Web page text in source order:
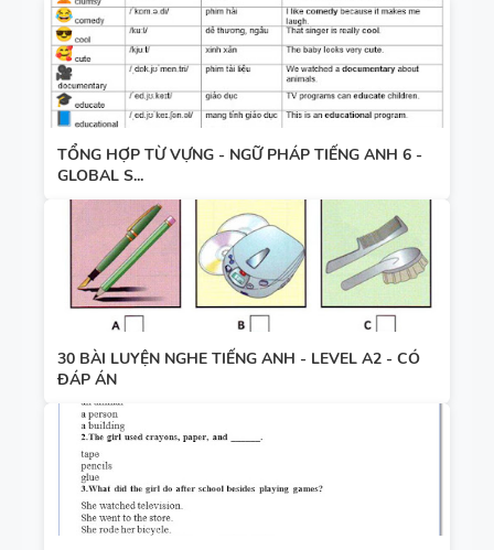
TỔNG HỢP TỪ VỰNG - NGỮ PHÁP TIẾNG ANH 6 -
GLOBAL S...
30 BÀI LUYỆN NGHE TIẾNG ANH - LEVEL A2 - CÓ
ĐÁP ÁN